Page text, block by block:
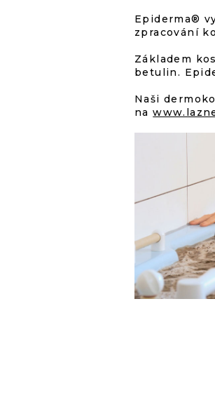
Epiderma®
zpracování
Základem
betulin.
Naši
na